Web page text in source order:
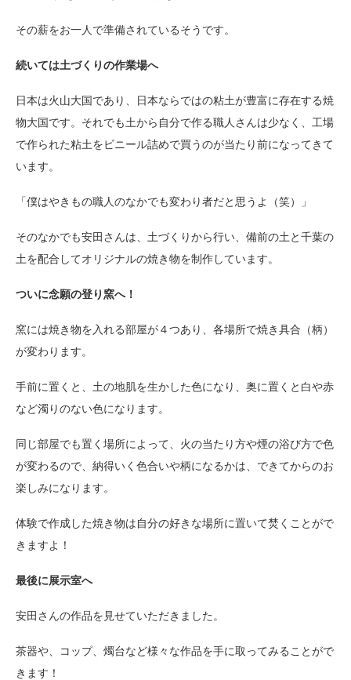
その薪をお一人で準備されているそうです。
続いては土づくりの作業場へ
日本は火山大国であり、日本ならではの粘土が豊富に存在する焼
物大国です。それでも土から自分で作る職人さんは少なく、工場
で作られた粘土をビニール詰めで買うのが当たり前になってきて
います。
「僕はやきもの職人のなかでも変わり者だと思うよ（笑）」
そのなかでも安田さんは、土づくりから行い、備前の土と千葉の
土を配合してオリジナルの焼き物を制作しています。
ついに念願の登り窯へ！
窯には焼き物を入れる部屋が４つあり、各場所で焼き具合（柄）
が変わります。
手前に置くと、土の地肌を生かした色になり、奥に置くと白や赤
など濁りのない色になります。
同じ部屋でも置く場所によって、火の当たり方や煙の浴び方で色
が変わるので、納得いく色合いや柄になるかは、できてからのお
楽しみになります。
体験で作成した焼き物は自分の好きな場所に置いて焚くことがで
きますよ！
最後に展示室へ
安田さんの作品を見せていただきました。
茶器や、コップ、燭台など様々な作品を手に取ってみることがで
きます！